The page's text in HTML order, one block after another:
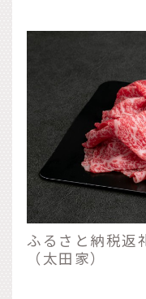
ふるさと納税返
（太田家）